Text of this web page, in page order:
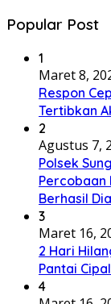
Popular Post
1
Maret 8,
Respon
Tertibkan
2
Agustus 7,
Polsek
Percobaan
Berhasil
3
Maret 16,
2 Hari
Pantai
4